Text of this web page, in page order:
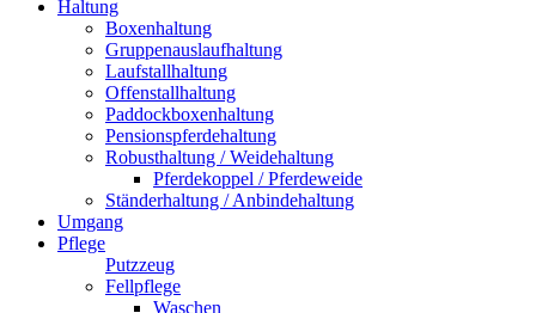
Haltung
Boxenhaltung
Gruppenauslaufhaltung
Laufstallhaltung
Offenstallhaltung
Paddockboxenhaltung
Pensionspferdehaltung
Robusthaltung / Weidehaltung
Pferdekoppel / Pferdeweide
Ständerhaltung / Anbindehaltung
Umgang
Pflege
Putzzeug
Fellpflege
Waschen